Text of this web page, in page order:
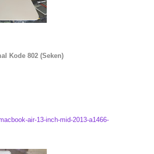
Kode 802 (Seken)
air-13-inch-mid-2013-a1466-